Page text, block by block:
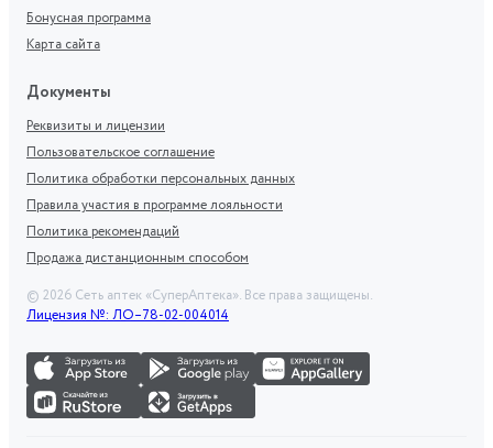
Бонусная программа
Карта сайта
Документы
Реквизиты и лицензии
Пользовательское соглашение
Политика обработки персональных данных
Правила участия в программе лояльности
Политика рекомендаций
Продажа дистанционным способом
© 2026 Сеть аптек «СуперАптека». Все права защищены.
Лицензия №: ЛО–78-02-004014